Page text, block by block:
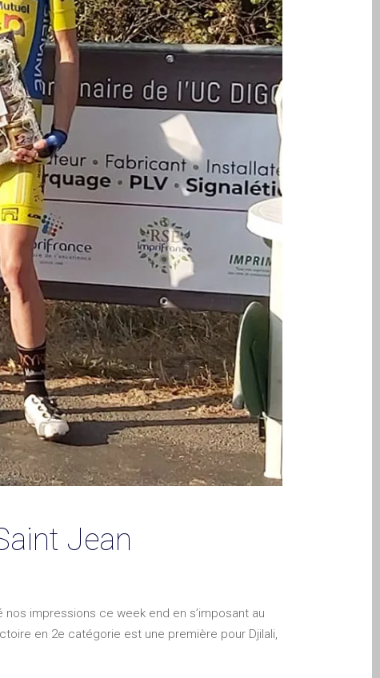
Jean
impressions ce week end en s’imposant au
en 2e catégorie est une première pour Djilali,